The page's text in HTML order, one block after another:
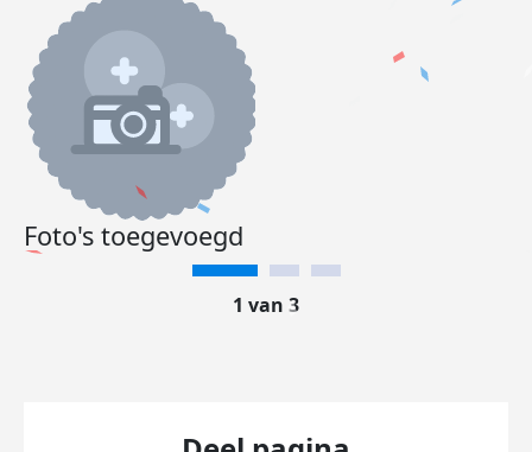
Foto's toegevoegd
1 van 3